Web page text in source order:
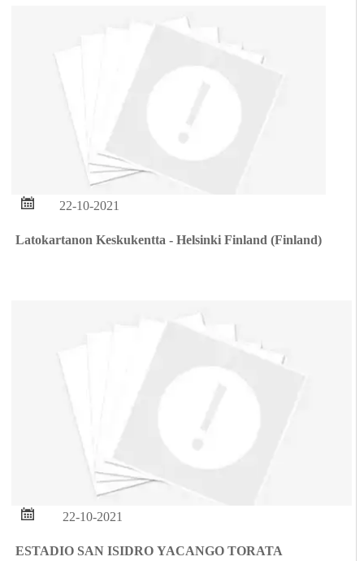
 22-10-2021
Latokartanon Keskukentta - Helsinki Finland (Finland)
 22-10-2021
ESTADIO SAN ISIDRO YACANGO TORATA